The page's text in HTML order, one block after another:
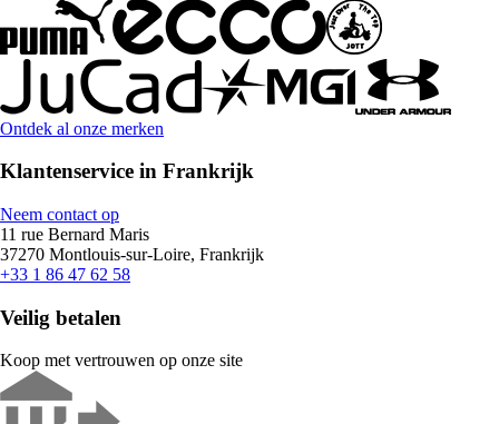
Ontdek al onze merken
Klantenservice in Frankrijk
Neem contact op
11 rue Bernard Maris
37270 Montlouis-sur-Loire, Frankrijk
+33 1 86 47 62 58
Veilig betalen
Koop met vertrouwen op onze site